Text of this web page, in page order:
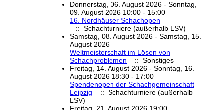
Donnerstag, 06. August 2026 - Sonntag,
09. August 2026 10:00 - 15:00
16. Nordhäuser Schachopen
:: Schachturniere (außerhalb LSV)
Samstag, 08. August 2026 - Samstag, 15.
August 2026
Weltmeisterschaft im Lösen von
Schachproblemen
:: Sonstiges
Freitag, 14. August 2026 - Sonntag, 16.
August 2026 18:30 - 17:00
Spendenopen der Schachgemeinschaft
Leipzig
:: Schachturniere (außerhalb
LSV)
Freitag, 21. August 2026 19:00